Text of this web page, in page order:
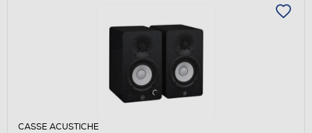
CASSE ACUSTICHE